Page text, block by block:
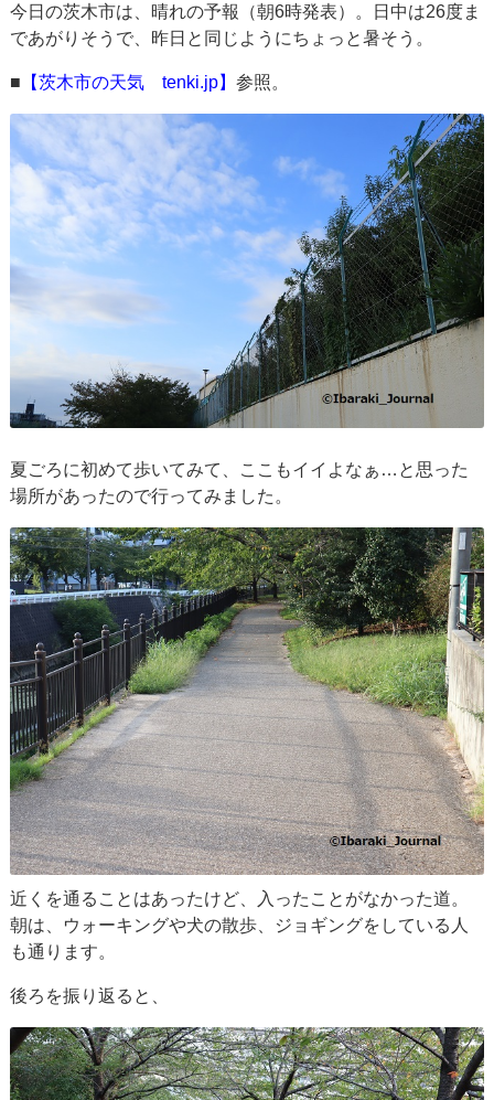
今日の茨木市は、晴れの予報（朝6時発表）。日中は26度ま
であがりそうで、昨日と同じようにちょっと暑そう。
■ 【茨木市の天気 tenki.jp】参照。
夏ごろに初めて歩いてみて、ここもイイよなぁ…と思った
場所があったので行ってみました。
近くを通ることはあったけど、入ったことがなかった道。
朝は、ウォーキングや犬の散歩、ジョギングをしている人
も通ります。
後ろを振り返ると、